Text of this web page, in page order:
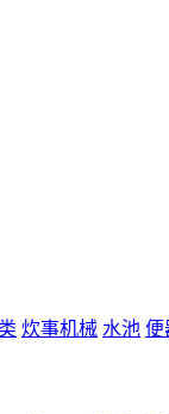
炊事机械 水池 便